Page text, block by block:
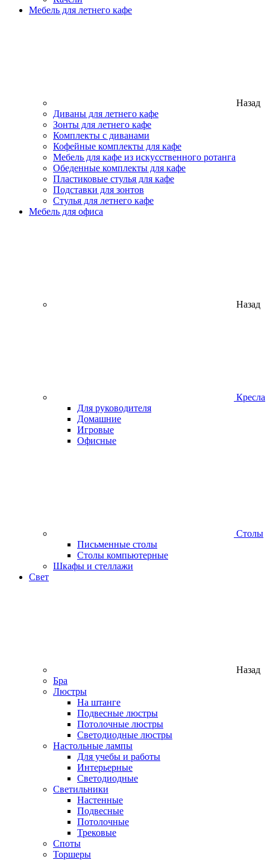
Мебель для летнего кафе
Назад
Диваны для летнего кафе
Зонты для летнего кафе
Комплекты с диванами
Кофейные комплекты для кафе
Мебель для кафе из искусственного ротанга
Обеденные комплекты для кафе
Пластиковые стулья для кафе
Подставки для зонтов
Стулья для летнего кафе
Мебель для офиса
Назад
Кресла
Для руководителя
Домашние
Игровые
Офисные
Столы
Письменные столы
Столы компьютерные
Шкафы и стеллажи
Свет
Назад
Бра
Люстры
На штанге
Подвесные люстры
Потолочные люстры
Светодиодные люстры
Настольные лампы
Для учебы и работы
Интерьерные
Светодиодные
Светильники
Настенные
Подвесные
Потолочные
Трековые
Споты
Торшеры